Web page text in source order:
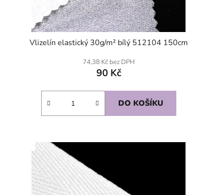
Vlizelín elastický 30g/m² bílý 512104 150cm
74,38 Kč bez DPH
90 Kč
DO KOŠÍKU